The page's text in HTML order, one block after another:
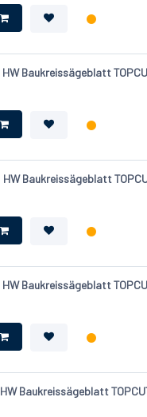
HW Baukreissägeblatt
HW Baukreissägeblatt
HW Baukreissägeblatt
HW Baukreissägeblatt